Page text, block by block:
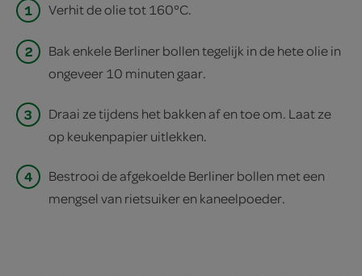
1 Verhit de olie tot 160°C.
2
Bak enkele Berliner bollen tegelijk in de hete olie in
ongeveer 10 minuten gaar.
3
Draai ze tijdens het bakken af en toe om. Laat ze
op keukenpapier uitlekken.
4
Bestrooi de afgekoelde Berliner bollen met een
mengsel van rietsuiker en kaneelpoeder.